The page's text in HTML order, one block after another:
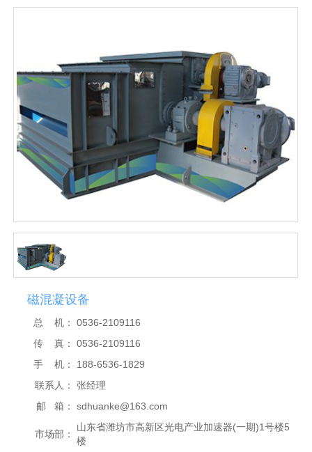
磁混凝设备
总 机：
0536-2109116
传 真：
0536-2109116
手 机：
188-6536-1829
联系人：
张经理
邮 箱：
sdhuanke@163.com
市场部：
山东省潍坊市高新区光电产业加速器(一期)1号楼5
楼